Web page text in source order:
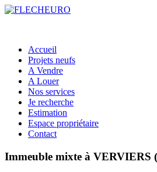
Accueil
Projets neufs
A Vendre
A Louer
Nos services
Je recherche
Estimation
Espace propriétaire
Contact
Immeuble mixte à VERVIERS